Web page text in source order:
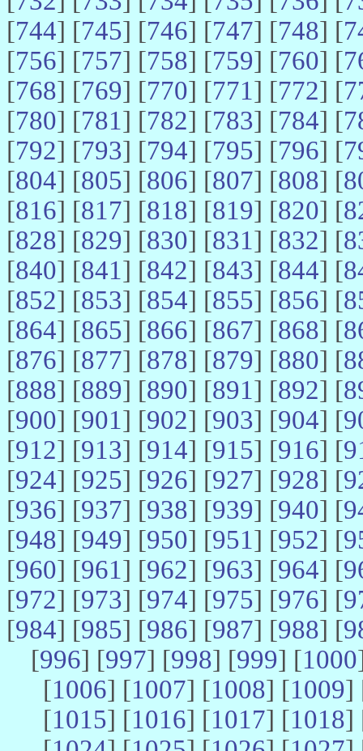
[744] [745] [746] [747] [748] [
[756] [757] [758] [759] [760] [
[768] [769] [770] [771] [772] [
[780] [781] [782] [783] [784] [
[792] [793] [794] [795] [796] [
[804] [805] [806] [807] [808] [
[816] [817] [818] [819] [820] [
[828] [829] [830] [831] [832] [
[840] [841] [842] [843] [844] [
[852] [853] [854] [855] [856] [
[864] [865] [866] [867] [868] [
[876] [877] [878] [879] [880] [
[888] [889] [890] [891] [892] [
[900] [901] [902] [903] [904] [
[912] [913] [914] [915] [916] [
[924] [925] [926] [927] [928] [
[936] [937] [938] [939] [940] [
[948] [949] [950] [951] [952] [
[960] [961] [962] [963] [964] [
[972] [973] [974] [975] [976] [
[984] [985] [986] [987] [988] [
[996] [997] [998] [999] [1000
[1006] [1007] [1008] [1009]
[1015] [1016] [1017] [1018]